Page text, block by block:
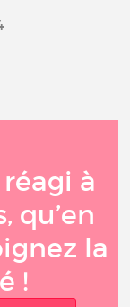
à
qu’en
la
!